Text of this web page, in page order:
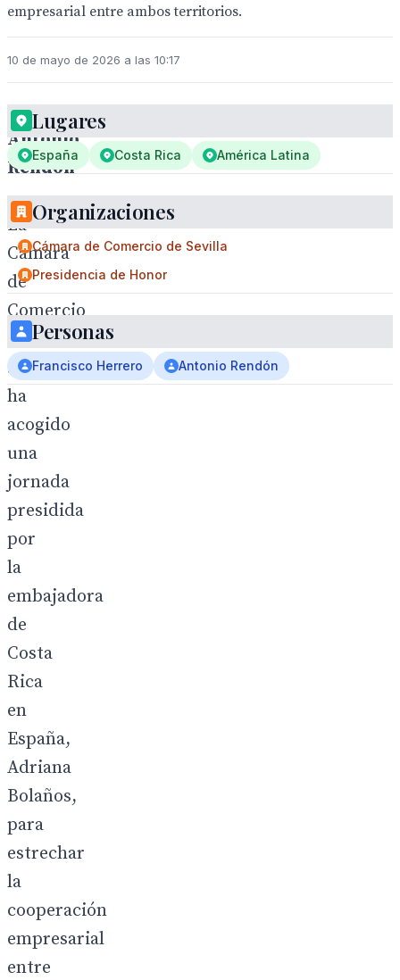
empresarial entre ambos territorios.
10 de mayo de 2026 a las 10:17
Antonio
Rendón
.
La
Cámara
de
Comercio
de
Sevilla
ha
acogido
una
jornada
presidida
por
la
embajadora
de
Costa
Rica
en
España,
Adriana
Bolaños,
para
estrechar
la
cooperación
empresarial
entre
Lugares
España Costa Rica América Latina
Organizaciones
Cámara de Comercio de Sevilla
Presidencia de Honor
Personas
Francisco Herrero Antonio Rendón